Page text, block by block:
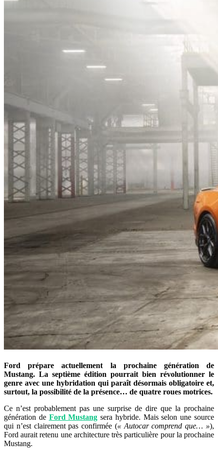
Ford prépare actuellement la prochaine génération de
Mustang. La septième édition pourrait bien révolutionner le
genre avec une hybridation qui paraît désormais obligatoire et,
surtout, la possibilité de la présence… de quatre roues motrices.
Ce n’est probablement pas une surprise de dire que la prochaine
génération de Ford Mustang sera hybride. Mais selon une source
qui n’est clairement pas confirmée (« Autocar comprend que… »),
Ford aurait retenu une architecture très particulière pour la prochaine
Mustang.